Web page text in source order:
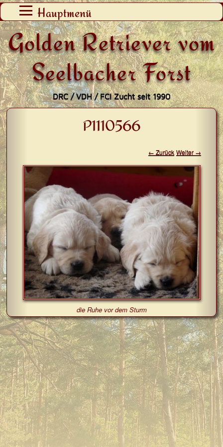
Golden Retriever vom
Seelbacher Forst
DRC / VDH / FCI Zucht seit 1990
Hauptmenü
Zum
Inhalt
springen
P1110566
← Zurück Weiter →
die Ruhe vor dem Sturm